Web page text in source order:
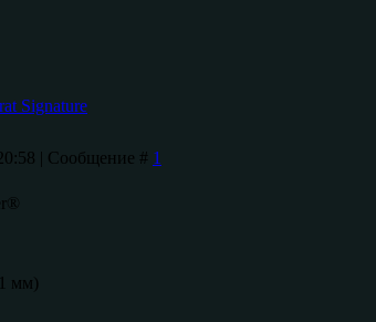
Signature
| Сообщение # 1
мм)